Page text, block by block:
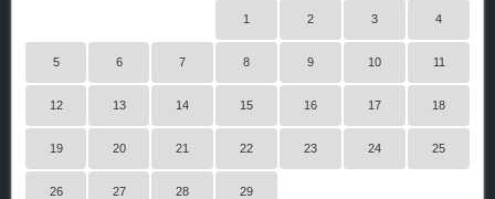
1 2 3 4
5 6 7 8 9 10 11
12 13 14 15 16 17 18
19 20 21 22 23 24 25
26 27 28 29